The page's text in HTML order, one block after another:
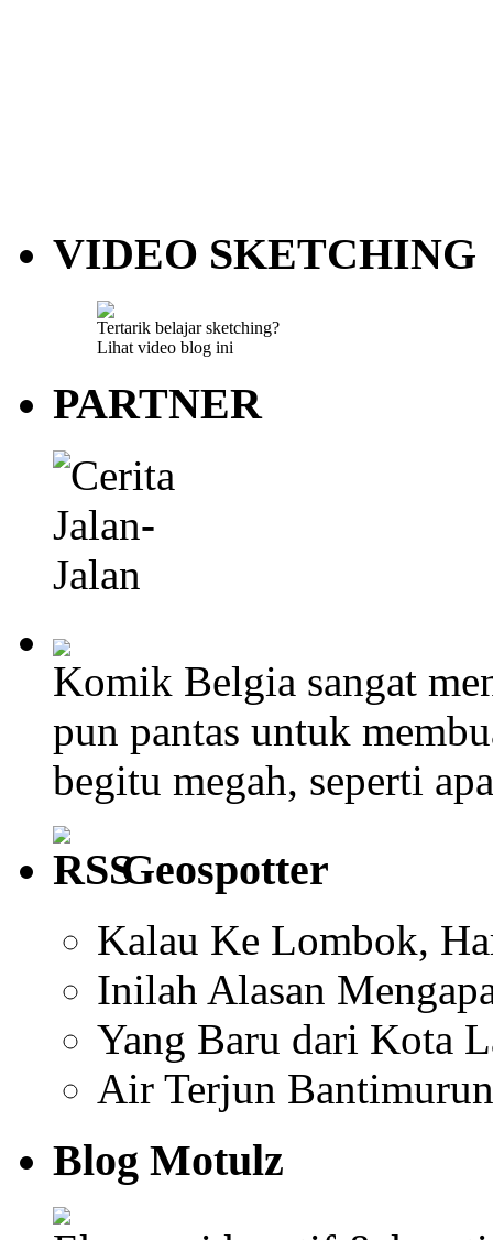
VIDEO SKETCHING
Tertarik belajar sketching?
Lihat video blog ini
PARTNER
Komik Belgia sangat
pun pantas untuk
begitu megah, seperti
Geospotter
Kalau Ke Lombok,
Inilah Alasan
Yang Baru dari Kota
Air Terjun
Blog Motulz